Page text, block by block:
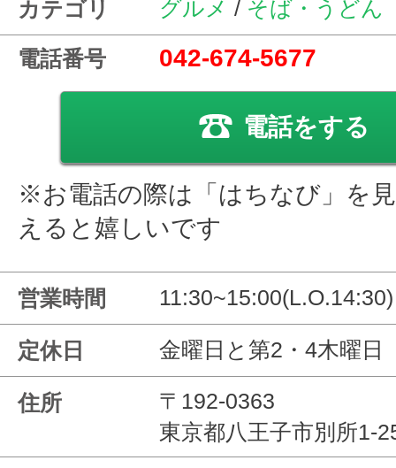
カテゴリ グルメ / そば・うどん
電話番号 042-674-5677
電話をする
※お電話の際は「はちなび」を
えると嬉しいです
営業時間 11:30~15:00(L.O.14:30)
定休日 金曜日と第2・4木曜日
住所
〒192-0363
東京都八王子市別所1-